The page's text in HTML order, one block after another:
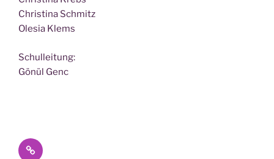
Chris­ti­na Schmitz
Ole­sia Klems
Schul­lei­tung:
Gönül Genc
Datenschutz